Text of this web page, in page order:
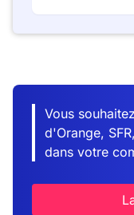
Vous
d'Orange,
dans votre